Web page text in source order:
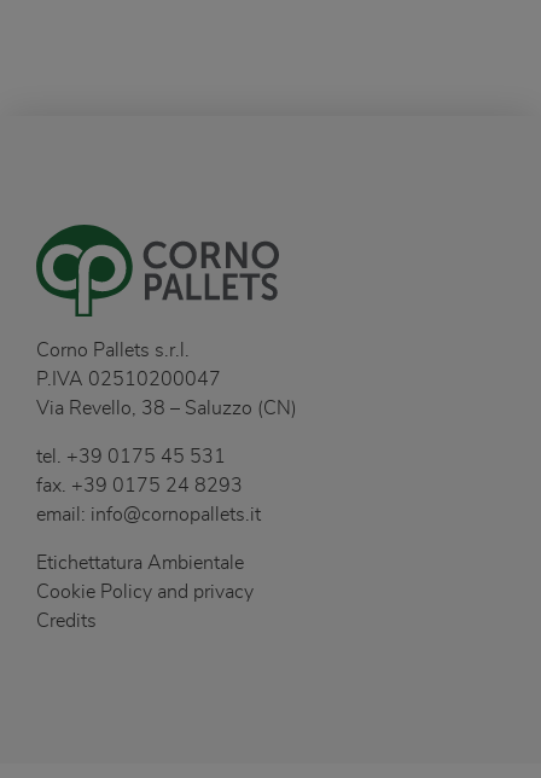
Corno Pallets s.r.l.
P.IVA 02510200047
Via Revello, 38 – Saluzzo (CN)
tel. +39 0175 45 531
fax. +39 0175 24 8293
email: info@cornopallets.it
Etichettatura Ambientale
Cookie Policy and privacy
Credits